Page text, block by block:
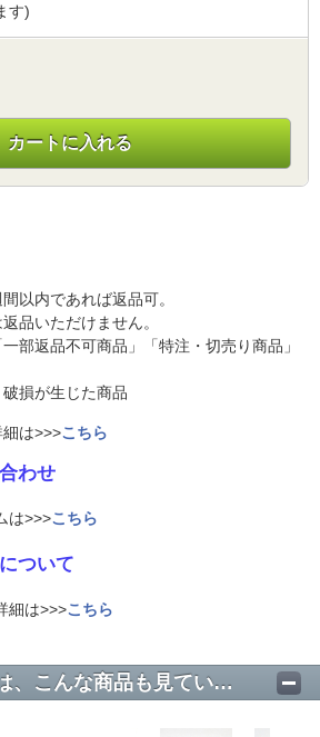
す)
カートに入れる
以内であれば返品可。
品いただけません。
部返品不可商品」「特注・切売り商品」
破損が生じた商品
は>>>こちら
わせ
は>>>こちら
ついて
細は>>>こちら
この商品を見た人は、こんな商品も見ています。